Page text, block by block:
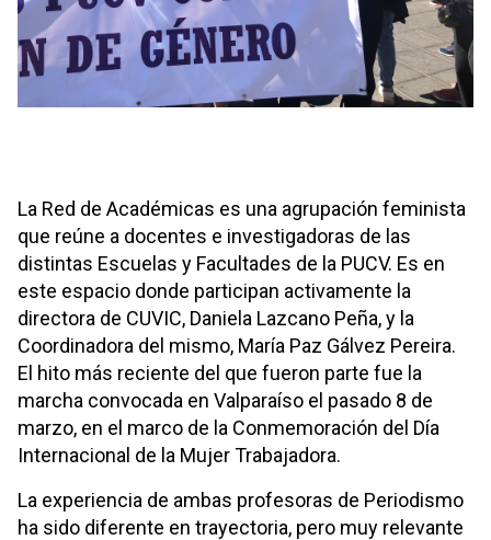
La Red de Académicas es una agrupación feminista
que reúne a docentes e investigadoras de las
distintas Escuelas y Facultades de la PUCV. Es en
este espacio donde participan activamente la
directora de CUVIC, Daniela Lazcano Peña, y la
Coordinadora del mismo, María Paz Gálvez Pereira.
El hito más reciente del que fueron parte fue la
marcha convocada en Valparaíso el pasado 8 de
marzo, en el marco de la Conmemoración del Día
Internacional de la Mujer Trabajadora.
La experiencia de ambas profesoras de Periodismo
ha sido diferente en trayectoria, pero muy relevante